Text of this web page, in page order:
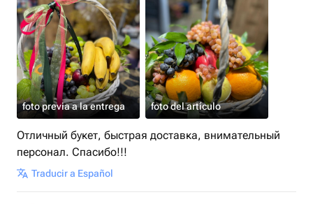
foto previa a la entrega foto del artículo
Отличный букет, быстрая доставка, внимательный
персонал. Спасибо!!!
Traducir a Español